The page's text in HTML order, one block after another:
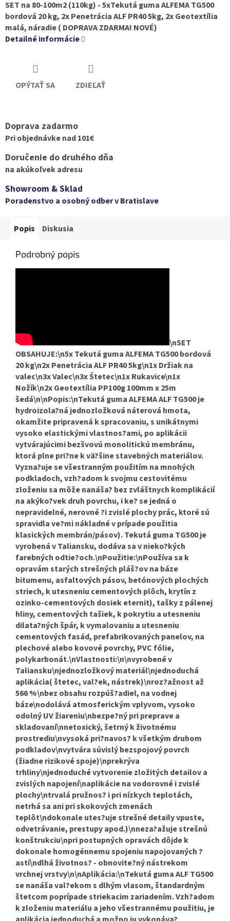
SET na 80-100m2 (110kg) - 5xTekutá guma ALFEMA TG500
bordová 20 kg, 2x Penetrácia ALF PR40 5kg, 2x Geotextília
malá, náradie ( DOPRAVA ZDARMA! NOVÉ)
Detailné informácie
OPÝTAŤ SA ZDIEĽAŤ
Doprava zadarmo
Pri objednávke nad 101€
Doručenie do druhého dňa
na akúkoľvek adresu
Showroom & Sklad
Poradenstvo a osobný odber v Bratislave
Popis Diskusia
Podrobný popis
\nSET
OBSAHUJE:\n5x Tekutá guma ALFEMA TG500 bordová
20 kg\n2x Penetrácia ALF PR40 5kg\n1x Držiak na
valec\n3x Valec\n3x Štetec\n1x Rukavice\n1x
Nožík\n2x Geotextília PP100g 100mm x 25m
šedá\n\nPopis:\nTekutá guma ALFEMA ALF TG500 je
hydroizola?ná jednozložková náterová hmota,
okamžite pripravená k spracovaniu, s unikátnymi
vysoko elastickými vlastnos?ami, po aplikácii
vytvárajúcimi bezšvovú monolitickú membránu,
ktorá plne pri?ne k vä?šine stavebných materiálov.
Vyzna?uje se všestranným použitím na mnohých
podkladoch, vzh?adom k svojmu cestovitému
zloženiu sa môže nanáša? bez zvláštnych komplikácií
na akýko?vek druh povrchu, i ke? se jedná o
nepravidelné, nerovné ?i zvislé plochy prác, ktoré sú
spravidla ve?mi nákladné v prípade použitia
klasických membrán/pásov). Tekutá guma TG500 je
vyrobená v Taliansku, dodáva sa v nieko?kých
farebných odtie?och.\nPoužitie:\nPoužíva sa k
opravám starých strešných pláš?ov na báze
bitumenu, asfaltových pásov, betónových plochých
striech, k utesneniu cementových plôch, krytín z
ozinko-cementových dosiek eternit), tašky z pálenej
hliny, cementových tašiek, k pokrytiu a utesneniu
dilata?ných špár, k vymalovaniu a utesneniu
cementových fasád, prefabrikovaných panelov, na
plechové alebo kovové povrchy, PVC fólie,
polykarbonát.\nVlastnosti:\n\nvyrobené v
Taliansku\njednozložkový materiál\njednoduchá
aplikácia( štetec, val?ek, nástrek)\nroz?ažnost až
566 %\nbez obsahu rozpúš?adiel, na vodnej
báze\nodolává atmosferickým vplyvom, vysoko
odolný UV žiareniu\nbezpe?ný pri preprave a
skladovaní\nnetoxický, šetrný k životnému
prostrediu\nvysoká pri?navos? k všetkým druhom
podkladov\nvytvára súvislý bezspojový povrch
(žiadne rizikové spoje)\nprekrýva
trhliny\njednoduché vytvorenie zložitých detailov a
zvislých napojení\naplikácie na vodorovné i zvislé
plochy\ntrvalá pružnos? i pri nízkych teplotách,
netrhá sa ani pri skokových zmenách
teplôt\ndokonale utes?uje strešné detaily vpuste,
odvetrávanie, prestupy apod.)\nneza?ažuje strešnú
konštrukciu\npri postupných opravách dôjde k
dokonale homogénnemu spojeniu napojovaných ?
astí\ndlhá životnos? - obnovite?ný nástrekom
vrchnej vrstvy\n\nAplikácia:\nTekutá guma ALF TG500
se nanáša val?ekom s dlhým vlasom, štandardným
štetcom poprípade striekacim zariadením. Vzh?adom
k zloženiu materiálu a jeho všestrannému použitiu, je